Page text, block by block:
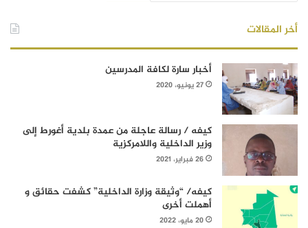
أخر المقالات
أخبار سارة لكافة المدرسين
27 يونيو، 2020
كيفه / رسالة عاجلة من عمدة بلدية أغورط إلى
وزير الداخلية واللامركزية
26 فبراير، 2021
كيفه/ “وثيقة وزارة الداخلية” كشفت حقائق و
أهملت أخرى
20 مايو، 2022